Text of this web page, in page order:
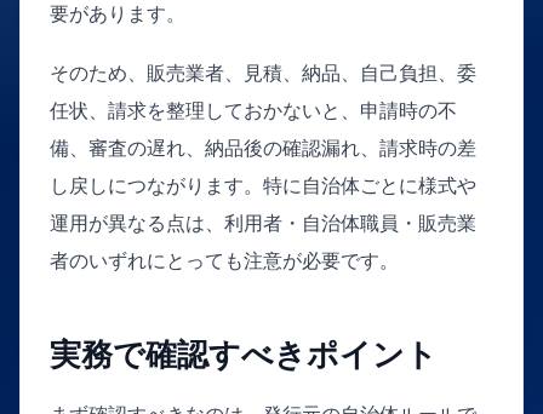
要があります。
そのため、販売業者、見積、納品、自己負担、委
任状、請求を整理しておかないと、申請時の不
備、審査の遅れ、納品後の確認漏れ、請求時の差
し戻しにつながります。特に自治体ごとに様式や
運用が異なる点は、利用者・自治体職員・販売業
者のいずれにとっても注意が必要です。
実務で確認すべきポイント